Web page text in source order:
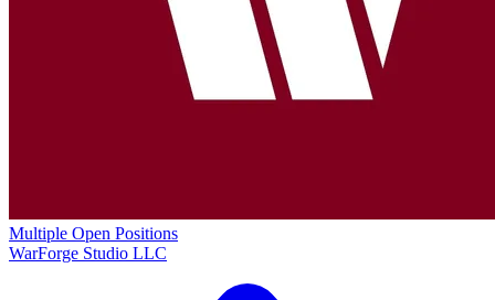
Multiple Open Positions
WarForge Studio LLC